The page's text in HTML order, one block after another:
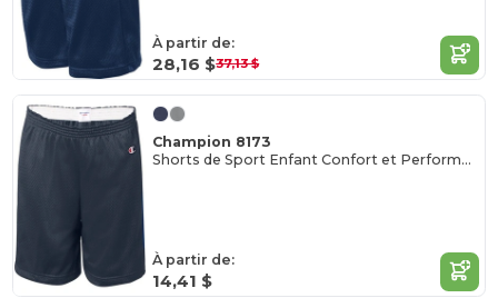
À partir de:
28,16 $37,13 $
Champion 8173
Shorts de Sport Enfant Confort et Performance
À partir de:
14,41 $